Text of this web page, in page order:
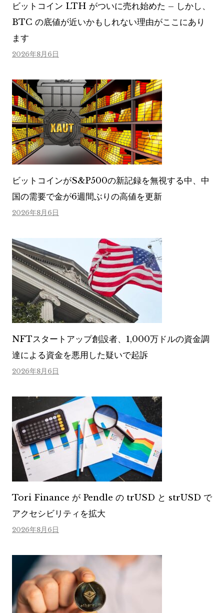
ビットコイン LTH がついに売れ始めた – しかし、
BTC の底値が近いかもしれない理由がここにあり
ます
2026年8月6日
ビットコインがS&P500の新記録を無視する中、中
国の需要で金が6週間ぶりの高値を更新
2026年8月6日
NFTスタートアップ創設者、1,000万ドルの資金調
達による資金を悪用した疑いで起訴
2026年8月6日
Tori Finance が Pendle の trUSD と strUSD で
アクセシビリティを拡大
2026年8月6日